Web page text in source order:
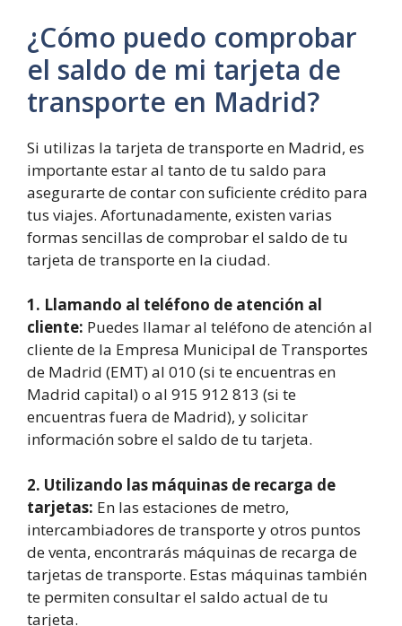
¿Cómo puedo comprobar
el saldo de mi tarjeta de
transporte en Madrid?
Si utilizas la tarjeta de transporte en Madrid, es
importante estar al tanto de tu saldo para
asegurarte de contar con suficiente crédito para
tus viajes. Afortunadamente, existen varias
formas sencillas de comprobar el saldo de tu
tarjeta de transporte en la ciudad.
1. Llamando al teléfono de atención al
cliente: Puedes llamar al teléfono de atención al
cliente de la Empresa Municipal de Transportes
de Madrid (EMT) al 010 (si te encuentras en
Madrid capital) o al 915 912 813 (si te
encuentras fuera de Madrid), y solicitar
información sobre el saldo de tu tarjeta.
2. Utilizando las máquinas de recarga de
tarjetas: En las estaciones de metro,
intercambiadores de transporte y otros puntos
de venta, encontrarás máquinas de recarga de
tarjetas de transporte. Estas máquinas también
te permiten consultar el saldo actual de tu
tarjeta.